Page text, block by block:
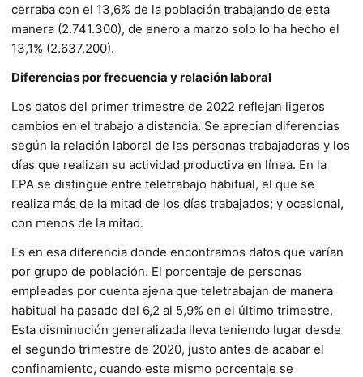
cerraba con el 13,6% de la población trabajando de esta
manera (2.741.300), de enero a marzo solo lo ha hecho el
13,1% (2.637.200).
Diferencias por frecuencia y relación laboral
Los datos del primer trimestre de 2022 reflejan ligeros
cambios en el trabajo a distancia. Se aprecian diferencias
según la relación laboral de las personas trabajadoras y los
días que realizan su actividad productiva en línea. En la
EPA se distingue entre teletrabajo habitual, el que se
realiza más de la mitad de los días trabajados; y ocasional,
con menos de la mitad.
Es en esa diferencia donde encontramos datos que varían
por grupo de población. El porcentaje de personas
empleadas por cuenta ajena que teletrabajan de manera
habitual ha pasado del 6,2 al 5,9% en el último trimestre.
Esta disminución generalizada lleva teniendo lugar desde
el segundo trimestre de 2020, justo antes de acabar el
confinamiento, cuando este mismo porcentaje se